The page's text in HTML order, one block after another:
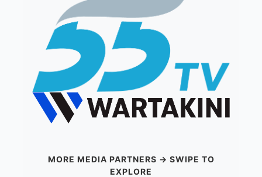
MORE MEDIA PARTNERS → SWIPE TO
EXPLORE